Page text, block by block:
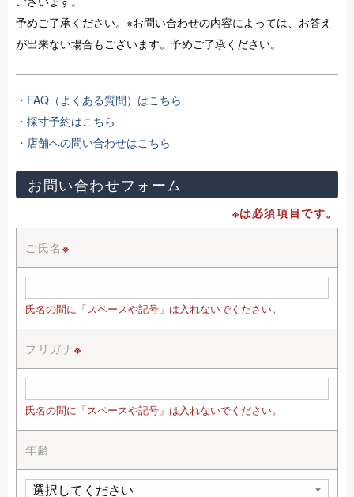
予めご了承ください。※お問い合わせの内容によっては、お答え
が出来ない場合もございます。予めご了承ください。
・FAQ（よくある質問）はこちら
・採寸予約はこちら
・店舗への問い合わせはこちら
お問い合わせフォーム
※は必須項目です。
ご氏名 ※
氏名の間に「スペースや記号」は入れないでください。
フリガナ※
氏名の間に「スペースや記号」は入れないでください。
年齢